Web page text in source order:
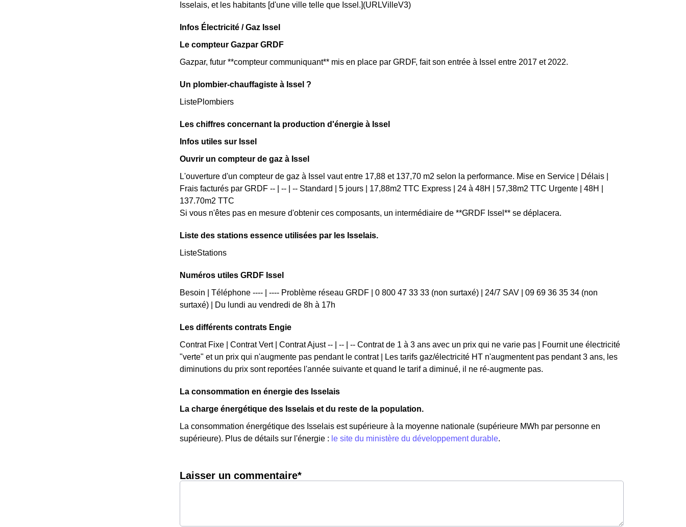
Isselais, et les habitants [d'une ville telle que Issel.](URLVilleV3)
Infos Électricité / Gaz Issel
Le compteur Gazpar GRDF
Gazpar, futur **compteur communiquant** mis en place par GRDF, fait son entrée à Issel entre 2017 et 2022.
Un plombier-chauffagiste à Issel ?
ListePlombiers
Les chiffres concernant la production d'énergie à Issel
Infos utiles sur Issel
Ouvrir un compteur de gaz à Issel
L'ouverture d'un compteur de gaz à Issel vaut entre 17,88 et 137,70 m2 selon la performance. Mise en Service | Délais |
Frais facturés par GRDF -- | -- | -- Standard | 5 jours | 17,88m2 TTC Express | 24 à 48H | 57,38m2 TTC Urgente | 48H |
137.70m2 TTC
Si vous n'êtes pas en mesure d'obtenir ces composants, un intermédiaire de **GRDF Issel** se déplacera.
Liste des stations essence utilisées par les Isselais.
ListeStations
Numéros utiles GRDF Issel
Besoin | Téléphone ---- | ---- Problème réseau GRDF | 0 800 47 33 33 (non surtaxé) | 24/7 SAV | 09 69 36 35 34 (non
surtaxé) | Du lundi au vendredi de 8h à 17h
Les différents contrats Engie
Contrat Fixe | Contrat Vert | Contrat Ajust -- | -- | -- Contrat de 1 à 3 ans avec un prix qui ne varie pas | Fournit une électricité
"verte" et un prix qui n'augmente pas pendant le contrat | Les tarifs gaz/électricité HT n'augmentent pas pendant 3 ans, les
diminutions du prix sont reportées l'année suivante et quand le tarif a diminué, il ne ré-augmente pas.
La consommation en énergie des Isselais
La charge énergétique des Isselais et du reste de la population.
La consommation énergétique des Isselais est supérieure à la moyenne nationale (supérieure MWh par personne en
supérieure). Plus de détails sur l'énergie : le site du ministère du développement durable.
Laisser un commentaire*